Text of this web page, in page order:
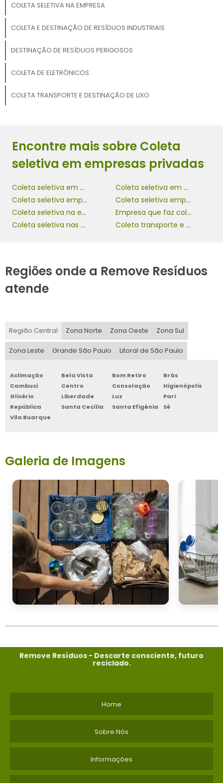
COLETA SELETIVA NA EMPRESA
COLETA E DESTINAÇÃO DE RESÍDUOS INDUSTRIAIS
DESTINAÇÃO DE RESÍDUOS PERIGOSOS
COLETA DE ELETRÔNICOS
COLETA TRANSPORTE E DESTINAÇÃO DE LIXO
Encontre mais sobre Coleta
seletiva em empresas privadas
Coleta seletiva em empresas
Coleta seletiva em empresas privadas
Coleta seletiva empresa
Coleta seletiva empresarial
Coleta seletiva na empresa
Empresa que faz coleta seletiva
Coleta seletiva nas empresas
Coleta transporte e destinação de lixo
Regiões onde a Remove Resíduos
atende
Região Central Zona Norte Zona Oeste Zona Sul
Zona Leste Grande São Paulo Litoral de São Paulo
Aclimação Bela Vista Bom Retiro
Brás
Cambuci
Centro Consolação
Higienópolis
Glicério
Liberdade Luz
Pari
República
Santa Cecília Santa Efigênia
Sé
Vila Buarque
Galeria de Imagens
Remove Resíduos - Descarte consciente, futuro
reciclado.
Home
Sobre Nós
Informações